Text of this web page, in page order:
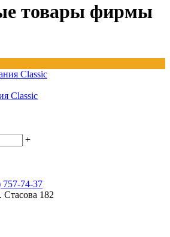
товары фирмы
Classic
+
757-74-37
Стасова 182